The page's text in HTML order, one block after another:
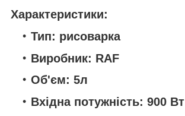
Характеристики:
Тип: рисоварка
Виробник: RAF
Об'єм: 5л
Вхідна потужність: 900 Вт